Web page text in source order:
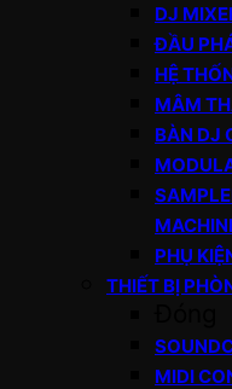
DJ
ĐẦU
HỆ
MÂM
BÀN DJ
PHỤ
THIẾT BỊ
MIDI